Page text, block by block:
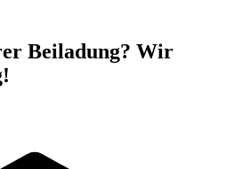
Beiladung? Wir